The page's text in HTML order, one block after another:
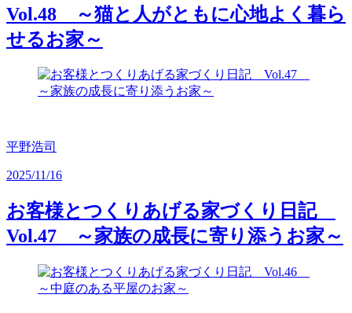
Vol.48 ～猫と人がともに心地よく暮ら
せるお家～
平野浩司
2025/11/16
お客様とつくりあげる家づくり日記
Vol.47 ～家族の成長に寄り添うお家～